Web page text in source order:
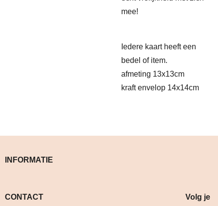
mee!
Iedere kaart heeft een
bedel of item.
afmeting 13x13cm
kraft envelop 14x14cm
INFORMATIE
CONTACT Volg je